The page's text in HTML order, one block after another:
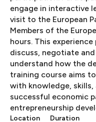
engage in interactive
visit to the European
Members of the
hours. This
discuss, negotiate
understand how the
training course aims
with knowledge,
successful economic
entrepreneurship development.
Location
Duration